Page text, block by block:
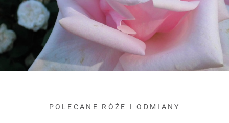
POLECANE RÓŻE I ODMIANY